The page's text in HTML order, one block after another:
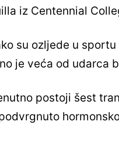
iz Centennial
su ozljede u
je veća od udarca
postoji šest